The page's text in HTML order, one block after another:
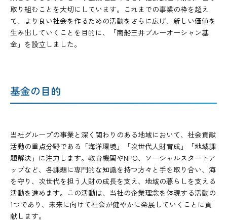
取り組むことを大切にしています。これまでの事業の枠を超え
て、より良い社会を作るための活動をさらに広げ、新しい価値を
生み出していくことを目的に、「商船三井ブルーオーシャン基
金」を設立しました。
基金の目的
当社グループの事業と深く関わりのある地域において、社会貢献
活動の重点分野である「海洋環境」「次世代人財育成」「地域課
題解決」に注力します。教育機関やNPO、ソーシャルスタートア
ップなど、各課題に専門的な知識を持つ方々と手を取り合い、海
を守り、次世代を担う人財の成長を支え、地域の暮らしを支える
活動を進めます。この活動は、当社の企業理念を体現する活動の
1つであり、未来に向けて社会が健やかに発展していくことに貢
献します。